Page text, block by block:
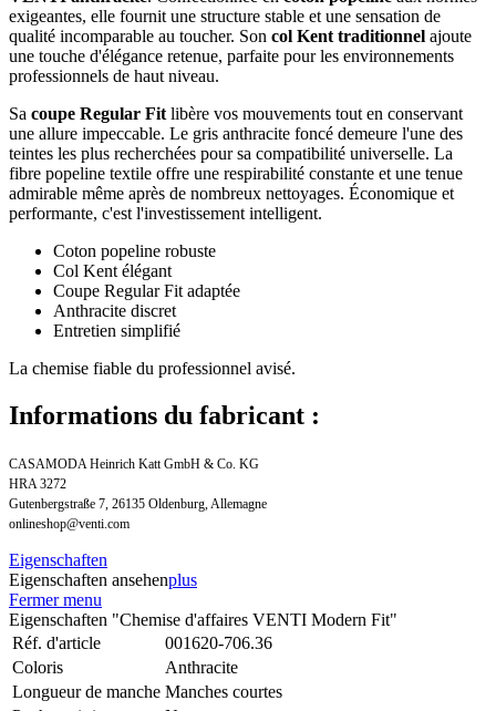
exigeantes, elle fournit une structure stable et une sensation de
qualité incomparable au toucher. Son col Kent traditionnel ajoute
une touche d'élégance retenue, parfaite pour les environnements
professionnels de haut niveau.
Sa coupe Regular Fit libère vos mouvements tout en conservant
une allure impeccable. Le gris anthracite foncé demeure l'une des
teintes les plus recherchées pour sa compatibilité universelle. La
fibre popeline textile offre une respirabilité constante et une tenue
admirable même après de nombreux nettoyages. Économique et
performante, c'est l'investissement intelligent.
Coton popeline robuste
Col Kent élégant
Coupe Regular Fit adaptée
Anthracite discret
Entretien simplifié
La chemise fiable du professionnel avisé.
Informations du fabricant :
CASAMODA Heinrich Katt GmbH & Co. KG
HRA 3272
Gutenbergstraße 7, 26135 Oldenburg, Allemagne
onlineshop@venti.com
Eigenschaften
Eigenschaften ansehenplus
Fermer menu
Eigenschaften "Chemise d'affaires VENTI Modern Fit"
Réf. d'article
001620-706.36
Coloris
Anthracite
Longueur de manche Manches courtes